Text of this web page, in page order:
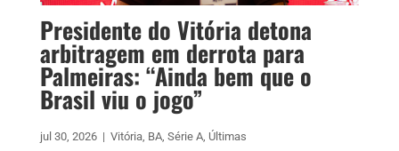
Presidente do Vitória detona
arbitragem em derrota para
Palmeiras: “Ainda bem que o
Brasil viu o jogo”
jul 30, 2026 | Vitória, BA, Série A, Últimas